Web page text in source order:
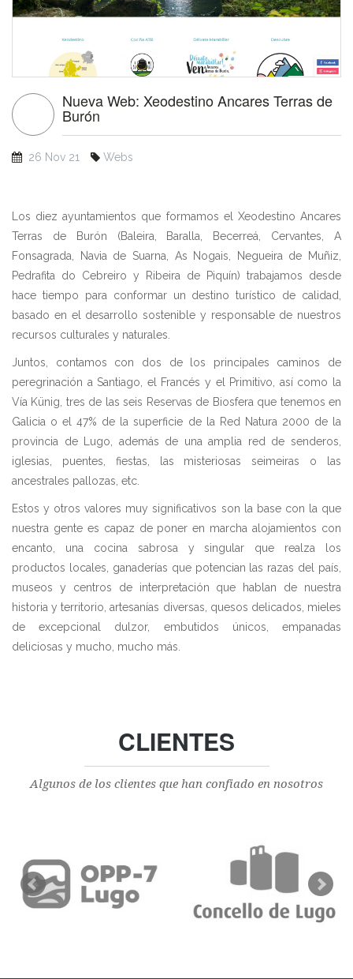
Nueva Web: Xeodestino Ancares Terras de
Burón
26 Nov 21 Webs
Los diez ayuntamientos que formamos el Xeodestino Ancares
Terras de Burón (Baleira, Baralla, Becerreá, Cervantes, A
Fonsagrada, Navia de Suarna, As Nogais, Negueira de Muñiz,
Pedrafita do Cebreiro y Ribeira de Piquín) trabajamos desde
hace tiempo para conformar un destino turístico de calidad,
basado en el desarrollo sostenible y responsable de nuestros
recursos culturales y naturales.
Juntos, contamos con dos de los principales caminos de
peregrinación a Santiago, el Francés y el Primitivo, así como la
Vía Künig, tres de las seis Reservas de Biosfera que tenemos en
Galicia o el 47% de la superficie de la Red Natura 2000 de la
provincia de Lugo, además de una amplia red de senderos,
iglesias, puentes, fiestas, las misteriosas seimeiras o las
ancestrales pallozas, etc.
Estos y otros valores muy significativos son la base con la que
nuestra gente es capaz de poner en marcha alojamientos con
encanto, una cocina sabrosa y singular que realza los
productos locales, ganaderías que potencian las razas del país,
museos y centros de interpretación que hablan de nuestra
historia y territorio, artesanías diversas, quesos delicados, mieles
de excepcional dulzor, embutidos únicos, empanadas
deliciosas y mucho, mucho más.
CLIENTES
Algunos de los clientes que han confiado en nosotros